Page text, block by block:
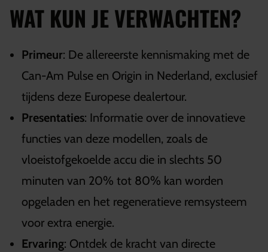
WAT KUN JE VERWACHTEN?
Primeur: De allereerste kennismaking met de
Can-Am Pulse en Origin in Nederland, exclusief
tijdens deze Europese dealertour.
Presentaties: Informatie over de innovatieve
functies van deze modellen, zoals de
vloeistofgekoelde accu die in slechts 50
minuten van 20% tot 80% kan worden
opgeladen en het regeneratieve remsysteem
voor extra energie.
Ervaring: Ontdek de kracht van directe